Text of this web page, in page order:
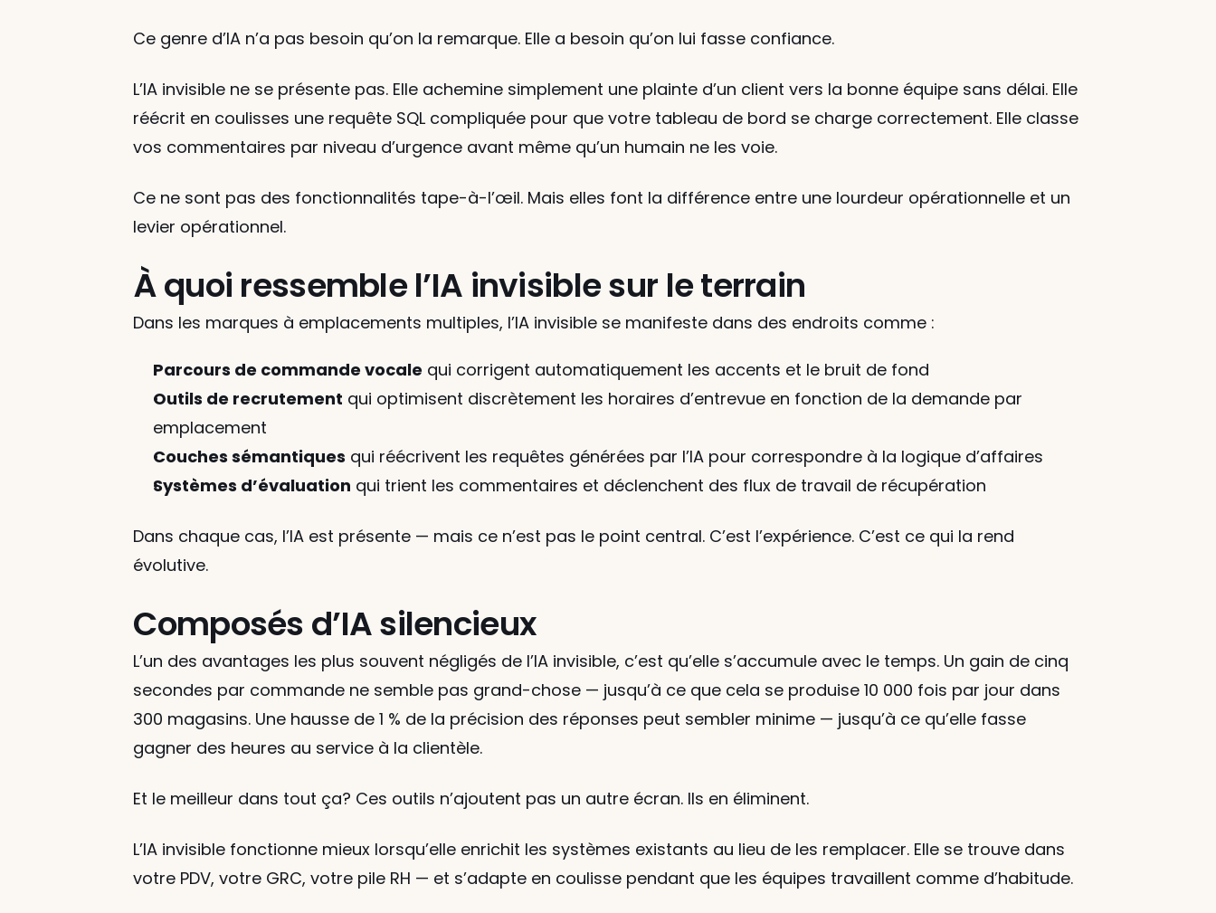
Ce genre d’IA n’a pas besoin qu’on la remarque. Elle a besoin qu’on lui fasse confiance.
L’IA invisible ne se présente pas. Elle achemine simplement une plainte d’un client vers la bonne équipe sans délai. Elle
réécrit en coulisses une requête SQL compliquée pour que votre tableau de bord se charge correctement. Elle classe
vos commentaires par niveau d’urgence avant même qu’un humain ne les voie.
Ce ne sont pas des fonctionnalités tape-à-l’œil. Mais elles font la différence entre une lourdeur opérationnelle et un
levier opérationnel.
À quoi ressemble l’IA invisible sur le terrain
Dans les marques à emplacements multiples, l’IA invisible se manifeste dans des endroits comme :
Parcours de commande vocale qui corrigent automatiquement les accents et le bruit de fond
Outils de recrutement qui optimisent discrètement les horaires d’entrevue en fonction de la demande par
emplacement
Couches sémantiques qui réécrivent les requêtes générées par l’IA pour correspondre à la logique d’affaires
Systèmes d’évaluation qui trient les commentaires et déclenchent des flux de travail de récupération
Dans chaque cas, l’IA est présente — mais ce n’est pas le point central. C’est l’expérience. C’est ce qui la rend
évolutive.
Composés d’IA silencieux
L’un des avantages les plus souvent négligés de l’IA invisible, c’est qu’elle s’accumule avec le temps. Un gain de cinq
secondes par commande ne semble pas grand-chose — jusqu’à ce que cela se produise 10 000 fois par jour dans
300 magasins. Une hausse de 1 % de la précision des réponses peut sembler minime — jusqu’à ce qu’elle fasse
gagner des heures au service à la clientèle.
Et le meilleur dans tout ça? Ces outils n’ajoutent pas un autre écran. Ils en éliminent.
L’IA invisible fonctionne mieux lorsqu’elle enrichit les systèmes existants au lieu de les remplacer. Elle se trouve dans
votre PDV, votre GRC, votre pile RH — et s’adapte en coulisse pendant que les équipes travaillent comme d’habitude.